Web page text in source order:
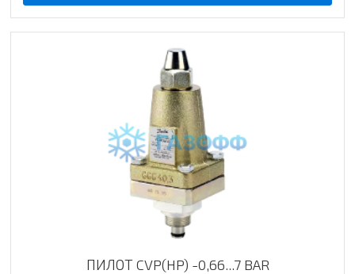
ПИЛОТ CVP(HP) -0,66...7 BAR